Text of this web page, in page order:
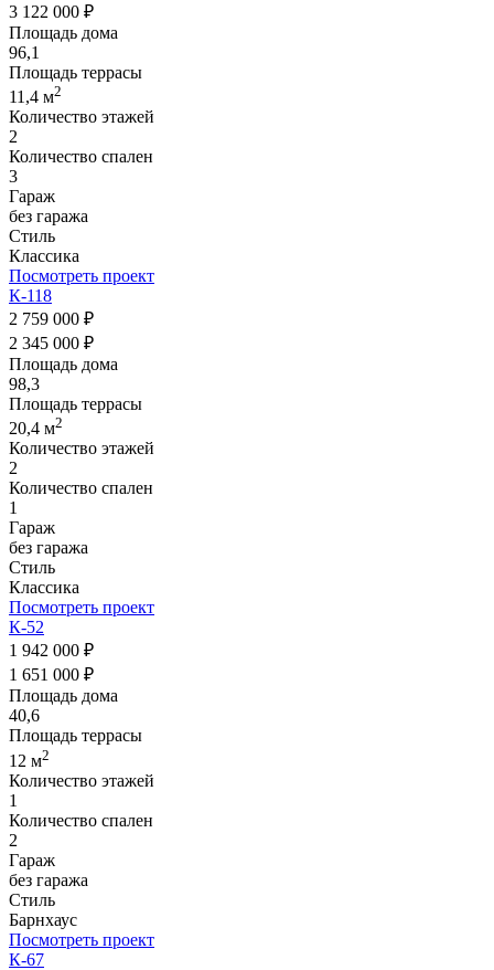
3 122 000 ₽
Площадь дома
96,1
Площадь террасы
11,4 м2
Количество этажей
2
Количество спален
3
Гараж
без гаража
Стиль
Классика
Посмотреть проект
К-118
2 759 000 ₽
2 345 000 ₽
Площадь дома
98,3
Площадь террасы
20,4 м2
Количество этажей
2
Количество спален
1
Гараж
без гаража
Стиль
Классика
Посмотреть проект
К-52
1 942 000 ₽
1 651 000 ₽
Площадь дома
40,6
Площадь террасы
12 м2
Количество этажей
1
Количество спален
2
Гараж
без гаража
Стиль
Барнхаус
Посмотреть проект
К-67